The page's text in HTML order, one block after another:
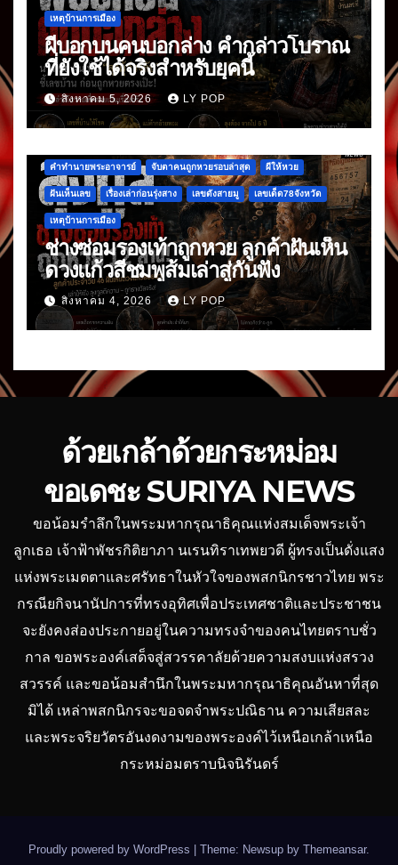
เหตุบ้านการเมือง
ผีบอกบนคนบอกล่าง คำกล่าวโบราณ
ที่ยังใช้ได้จริงสำหรับยุคนี้
สิงหาคม 5, 2026 LY POP
คำทำนายพระอาจารย์ จับตาคนถูกหวยรอบล่าสุด ผีให้หวย
ฝันเห็นเลข เรื่องเล่าก่อนรุ่งสาง เลขดังสายมู เลขเด็ด78จังหวัด
เหตุบ้านการเมือง
ช่างซ่อมรองเท้าถูกหวย ลูกค้าฝันเห็น
ดวงแก้วสีชมพูส้มเล่าสู่กันฟัง
สิงหาคม 4, 2026 LY POP
ด้วยเกล้าด้วยกระหม่อม
ขอเดชะ SURIYA NEWS
ขอน้อมรำลึกในพระมหากรุณาธิคุณแห่งสมเด็จพระเจ้า
ลูกเธอ เจ้าฟ้าพัชรกิติยาภา นเรนทิราเทพยวดี ผู้ทรงเป็นดั่งแสง
แห่งพระเมตตาและศรัทธาในหัวใจของพสกนิกรชาวไทย พระ
กรณียกิจนานัปการที่ทรงอุทิศเพื่อประเทศชาติและประชาชน
จะยังคงส่องประกายอยู่ในความทรงจำของคนไทยตราบชั่ว
กาล ขอพระองค์เสด็จสู่สวรรคาลัยด้วยความสงบแห่งสรวง
สวรรค์ และขอน้อมสำนึกในพระมหากรุณาธิคุณอันหาที่สุด
มิได้ เหล่าพสกนิกรจะขอจดจำพระปณิธาน ความเสียสละ
และพระจริยวัตรอันงดงามของพระองค์ไว้เหนือเกล้าเหนือ
กระหม่อมตราบนิจนิรันดร์
Proudly powered by WordPress Theme: Newsup by Themeansar.